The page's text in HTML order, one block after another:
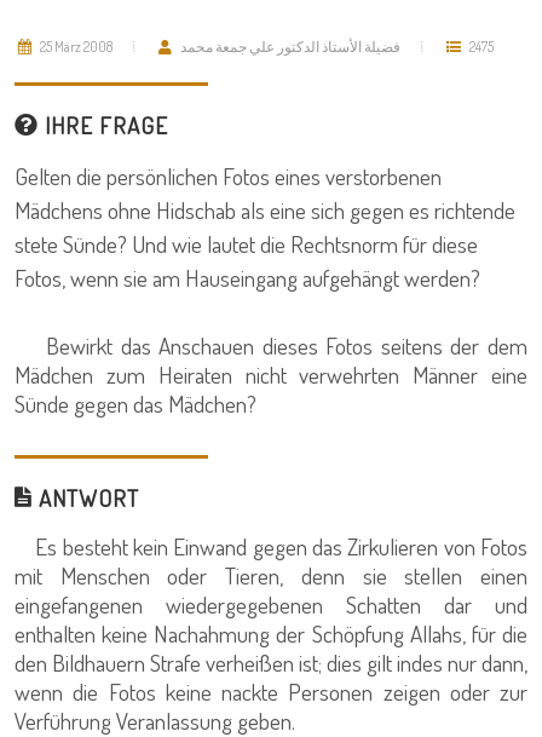
25 März 2008 فضيلة الأستاذ الدكتور علي جمعة محمد 2475
IHRE FRAGE
Gelten die persönlichen Fotos eines verstorbenen
Mädchens ohne Hidschab als eine sich gegen es richtende
stete Sünde? Und wie lautet die Rechtsnorm für diese
Fotos, wenn sie am Hauseingang aufgehängt werden?
Bewirkt das Anschauen dieses Fotos seitens der dem
Mädchen zum Heiraten nicht verwehrten Männer eine
Sünde gegen das Mädchen?
ANTWORT
Es besteht kein Einwand gegen das Zirkulieren von Fotos
mit Menschen oder Tieren, denn sie stellen einen
eingefangenen wiedergegebenen Schatten dar und
enthalten keine Nachahmung der Schöpfung Allahs, für die
den Bildhauern Strafe verheißen ist; dies gilt indes nur dann,
wenn die Fotos keine nackte Personen zeigen oder zur
Verführung Veranlassung geben.